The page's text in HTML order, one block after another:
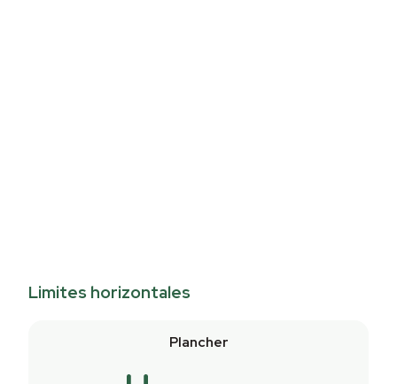
Limites horizontales
Plancher